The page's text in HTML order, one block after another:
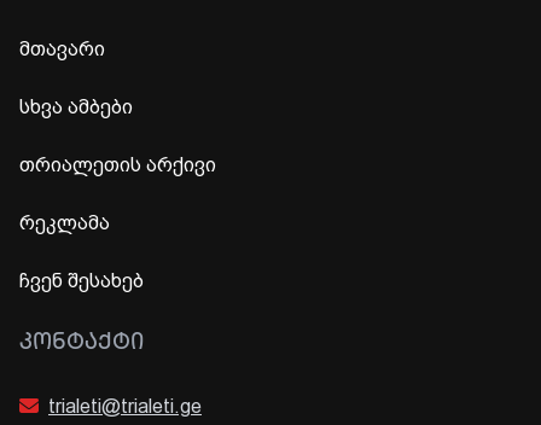
მთავარი
სხვა ამბები
თრიალეთის არქივი
რეკლამა
ჩვენ შესახებ
ᲙᲝᲜᲢᲐᲥᲢᲘ
trialeti@trialeti.ge